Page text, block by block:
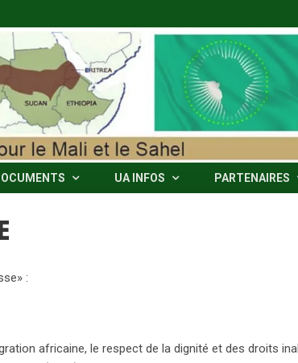
UA INFOS PARTENAIRES
:
africaine, le respect de la dignité et des droits